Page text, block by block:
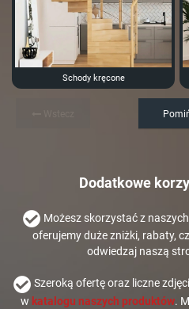
Schody kręcone
Dodatkowe
Możesz skorzystać z
oferujemy duże zniżki, rabaty,
odwiedzaj naszą
Szeroką ofertę oraz liczne
w katalogu naszych produktów.